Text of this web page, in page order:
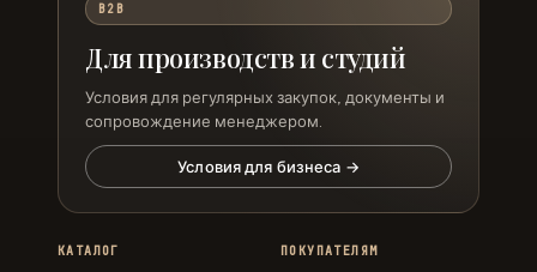
B2B
Для производств и студий
Условия для регулярных закупок, документы и
сопровождение менеджером.
Условия для бизнеса →
КАТАЛОГ ПОКУПАТЕЛЯМ